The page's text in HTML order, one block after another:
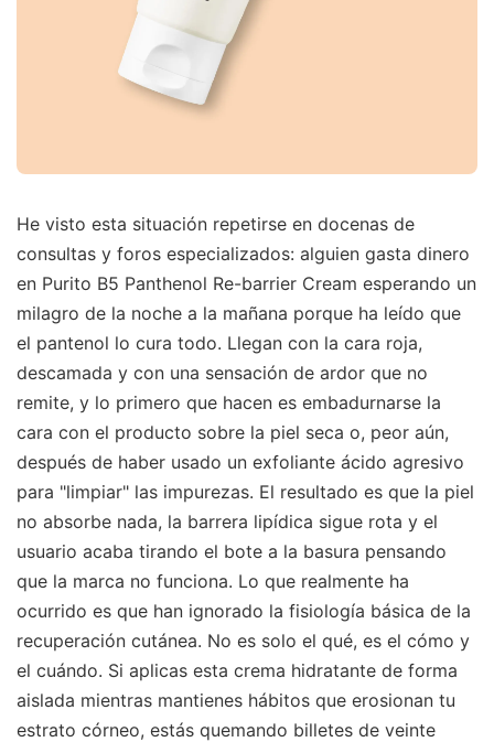
He visto esta situación repetirse en docenas de
consultas y foros especializados: alguien gasta dinero
en Purito B5 Panthenol Re-barrier Cream esperando un
milagro de la noche a la mañana porque ha leído que
el pantenol lo cura todo. Llegan con la cara roja,
descamada y con una sensación de ardor que no
remite, y lo primero que hacen es embadurnarse la
cara con el producto sobre la piel seca o, peor aún,
después de haber usado un exfoliante ácido agresivo
para "limpiar" las impurezas. El resultado es que la piel
no absorbe nada, la barrera lipídica sigue rota y el
usuario acaba tirando el bote a la basura pensando
que la marca no funciona. Lo que realmente ha
ocurrido es que han ignorado la fisiología básica de la
recuperación cutánea. No es solo el qué, es el cómo y
el cuándo. Si aplicas esta crema hidratante de forma
aislada mientras mantienes hábitos que erosionan tu
estrato córneo, estás quemando billetes de veinte